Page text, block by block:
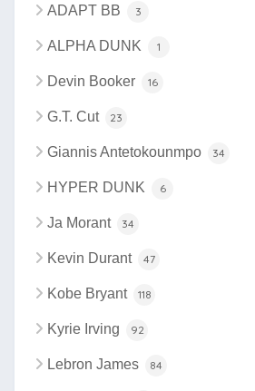
ADAPT BB 3
ALPHA DUNK 1
Devin Booker 16
G.T. Cut 23
Giannis Antetokounmpo 34
HYPER DUNK 6
Ja Morant 34
Kevin Durant 47
Kobe Bryant 118
Kyrie Irving 92
Lebron James 84